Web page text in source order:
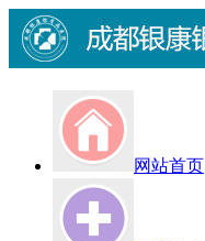
网站首页